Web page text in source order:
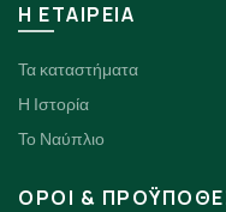
H ΕΤΑΙΡΕΙΑ
Τα καταστήματα
Η Ιστορία
Το Ναύπλιο
ΟΡΟΙ &